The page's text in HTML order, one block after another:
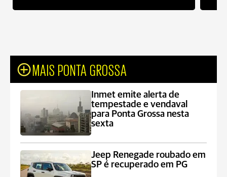
MAIS PONTA GROSSA
Inmet emite alerta de
tempestade e vendaval
para Ponta Grossa nesta
sexta
Jeep Renegade roubado em
SP é recuperado em PG